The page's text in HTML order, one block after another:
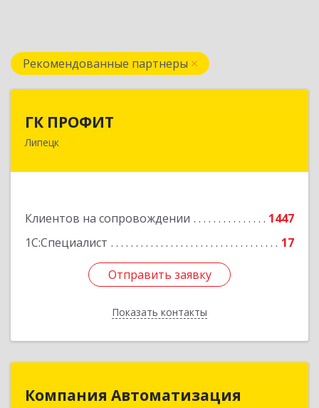
Рекомендованные партнеры
ГК ПРОФИТ
Липецк
Клиентов на сопровождении
1447
1С:Специалист
17
Отправить заявку
Показать контакты
398001, Липецкая обл, Липецк г, Советская ул,
Отправить заявку
Назад
Компания Автоматизация